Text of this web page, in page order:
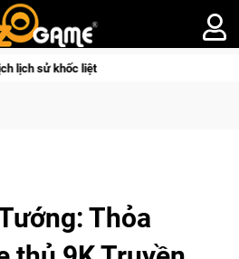
CFVL 2026 Mùa 2 khép lại
Thỏa